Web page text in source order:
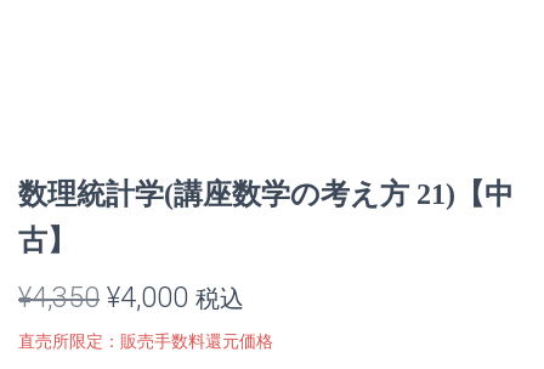
数理統計学(講座数学の考え方 21)【中
古】
¥4,350 元
の
¥4,000 現
在
税込
直売所限定：販売手数料還元価格